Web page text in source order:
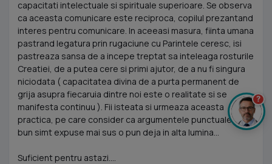
capacitati intelectuale si spirituale superioare. Se observa
ca aceasta comunicare este reciproca, copilul prezantand
interes pentru comunicare. In aceeasi masura, fiinta umana
pastrand legatura prin rugaciune cu Parintele ceresc, isi
pastreaza sansa de a incepe treptat sa inteleaga rosturile
Creatiei, de a putea cere si primi ajutor, de a nu fi singura
niciodata ( capacitatea divina de a purta permanent de
grija asupra fiecaruia dintre noi este o realitate si se
manifesta continuu ). Fii isteata si urmeaza aceasta
practica, pe care consider ca argumentele punctuale si de
bun simt expuse mai sus o pun deja in alta lumina...
Suficient pentru astazi....
?